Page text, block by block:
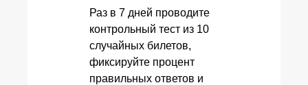
Раз в 7 дней проводите
контрольный тест из 10
случайных билетов,
фиксируйте процент
правильных ответов и